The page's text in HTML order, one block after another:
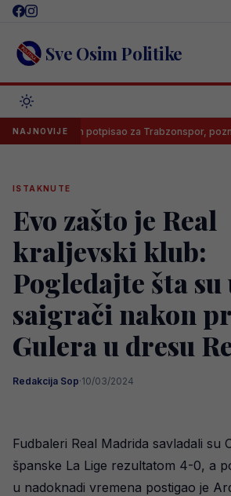
Skip
content Sve Osim Politike
NAJNOVIJE
Salah potpisao za Trabzonspor, poznato
ISTAKNUTE
Evo zašto je Real
kraljevski klub:
Pogledajte šta
saigrači nakon
Gulera u dresu
Redakcija Sop·10/03/2024
Fudbaleri Real Madrida savladali su
španske La Lige rezultatom 4-0, a
u nadoknadi vremena postigao je